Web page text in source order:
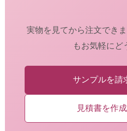
実物を見てから注文でき
もお気軽にど
サンプルを請
見積書を作